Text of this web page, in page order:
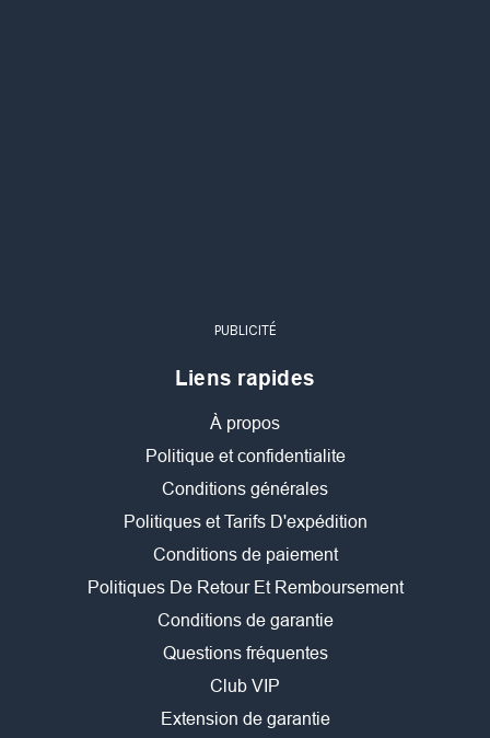
PUBLICITÉ
Liens rapides
À propos
Politique et confidentialite
Conditions générales
Politiques et Tarifs D'expédition
Conditions de paiement
Politiques De Retour Et Remboursement
Conditions de garantie
Questions fréquentes
Club VIP
Extension de garantie